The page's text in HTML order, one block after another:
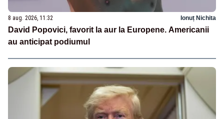
8 aug. 2026, 11:32 Ionuț Nichita
David Popovici, favorit la aur la Europene. Americanii
au anticipat podiumul